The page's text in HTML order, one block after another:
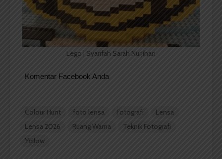
Lego | Syarifah Sarah Nurjihan
Komentar Facebook Anda
Colour Hunt foto lensa Fotografi
Lensa
Lensa 2026
Ruang Warna
Teknik Fotografi
Yellow